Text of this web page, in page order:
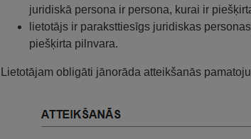
juridiskā persona ir persona, kurai ir
lietotājs ir paraksttiesīgs juridiskas
piešķirta pilnvara.
Lietotājam obligāti jānorāda atteikšanās